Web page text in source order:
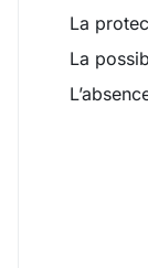
La
La